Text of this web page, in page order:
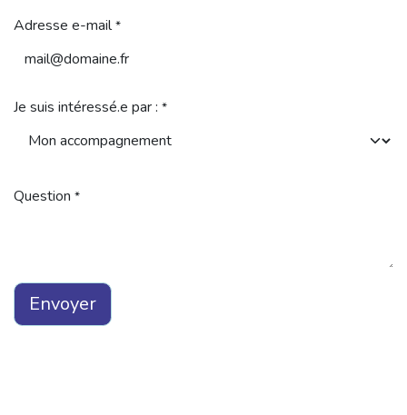
Adresse e-mail *
Je suis intéressé.e par : *
Question *
Envoyer